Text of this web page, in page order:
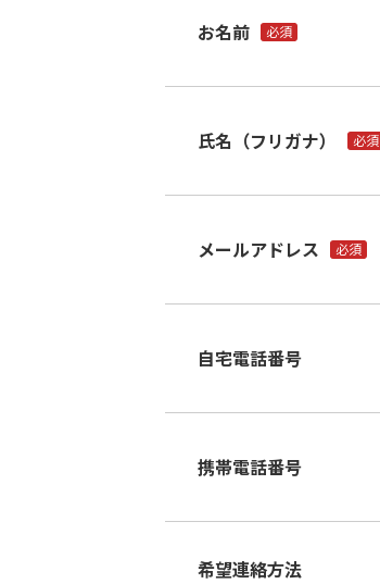
お名前 必須
氏名（フリガナ） 必須
メールアドレス 必須
自宅電話番号
携帯電話番号
希望連絡方法